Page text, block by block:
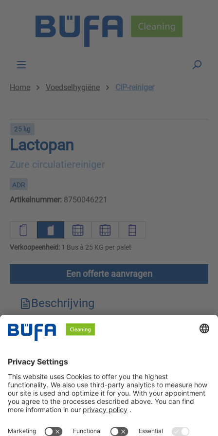
Home Voedselhygiëne CIP-reiniger
25 kg
Lactopan
Zure circulatiereiniger
ADR
Artikelnummer: 8750046221
Verkoopeenheid: 1 Bus à 25 KG per palet
Een offerte aanvragen
Beschrijving
Technische kenmerken
Veiligheidsinstructies